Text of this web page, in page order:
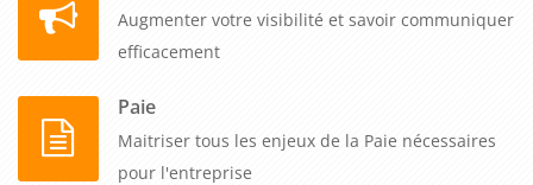
Augmenter votre visibilité et savoir communiquer
efficacement
Paie
Maitriser tous les enjeux de la Paie nécessaires
pour l'entreprise